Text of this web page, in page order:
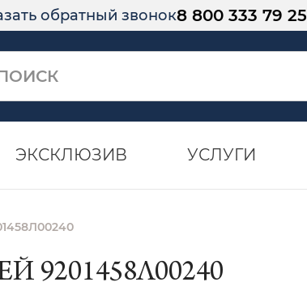
обратный звонок8 800 333 79 25
ЭКСКЛЮЗИВ УСЛУГИ
9201458Л00240